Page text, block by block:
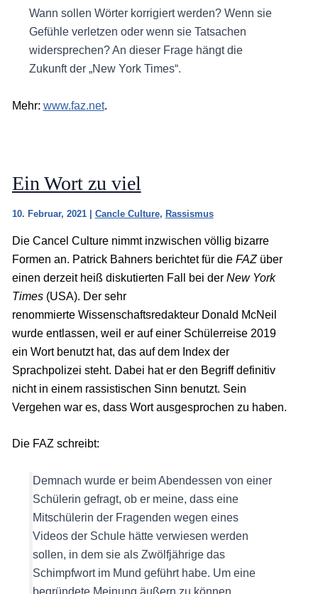
Wann sollen Wörter korrigiert werden? Wenn sie
Gefühle verletzen oder wenn sie Tatsachen
widersprechen? An dieser Frage hängt die
Zukunft der „New York Times“.
Mehr: www.faz.net.
Ein Wort zu viel
10. Februar, 2021 | Cancle Culture, Rassismus
Die Cancel Culture nimmt inzwischen völlig bizarre
Formen an. Patrick Bahners berichtet für dieFAZüber
einen derzeit heiß diskutierten Fall bei der New York
Times(USA). Der sehr
renommierte Wissenschaftsredakteur Donald McNeil
wurde entlassen, weil er auf einer Schülerreise 2019
ein Wort benutzt hat, das auf dem Index der
Sprachpolizei steht. Dabei hat er den Begriff definitiv
nicht in einem rassistischen Sinn benutzt. Sein
Vergehen war es, dass Wort ausgesprochen zu haben.
Die FAZ schreibt:
Demnach wurde er beim Abendessen von einer
Schülerin gefragt, ob er meine, dass eine
Mitschülerin der Fragenden wegen eines
Videos der Schule hätte verwiesen werden
sollen, in dem sie als Zwölfjährige das
Schimpfwort im Mund geführt habe. Um eine
begründete Meinung äußern zu können,